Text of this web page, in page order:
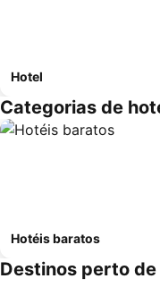
Hotel
Categorias de
Hotéis baratos
Destinos perto